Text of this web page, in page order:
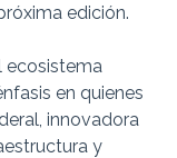
edición.
ecosistema
en quienes
innovadora
y